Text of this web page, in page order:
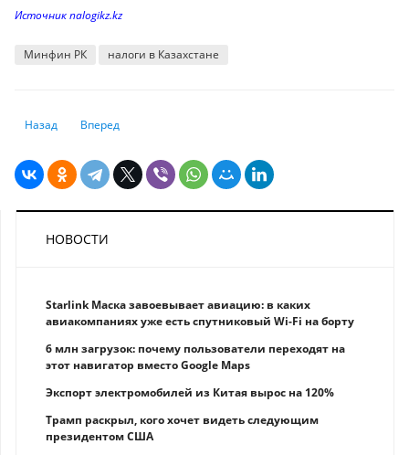
Источник nalogikz.kz
Минфин РК налоги в Казахстане
Предыдущий: Как казахстанцам проверить свою кредитную историю
Назад Следующий: Когда стоит открывать депозит в Казахстане?
Вперед
НОВОСТИ
Starlink Маска завоевывает авиацию: в каких
авиакомпаниях уже есть спутниковый Wi-Fi на борту
6 млн загрузок: почему пользователи переходят на
этот навигатор вместо Google Maps
Экспорт электромобилей из Китая вырос на 120%
Трамп раскрыл, кого хочет видеть следующим
президентом США